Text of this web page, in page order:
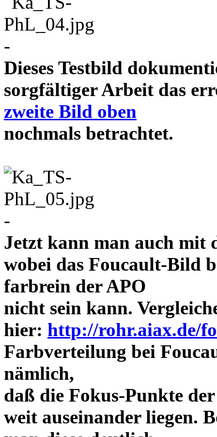
-
Dieses Testbild
sorgfältiger Arbeit das
zweite Bild oben
nochmals
-
Jetzt kann man auch mit
wobei das Foucault-Bild
farbrein der APO
nicht sein kann.
hier: http://rohr.aiax.de/
Farbverteilung bei
nämlich,
daß die Fokus-Punkte
weit auseinander liegen.